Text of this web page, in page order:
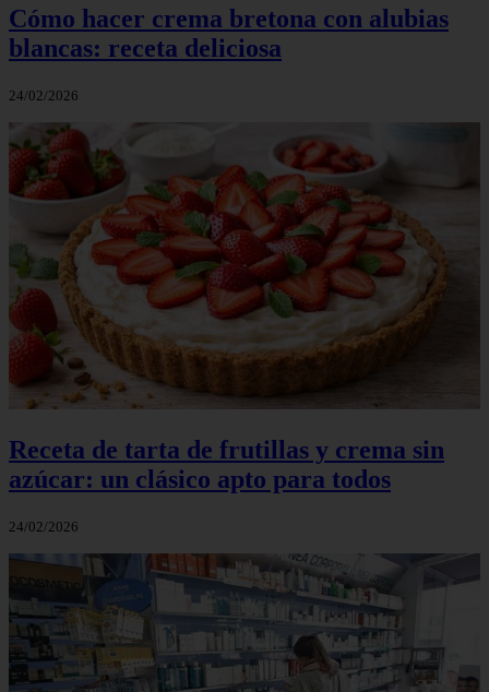
Cómo hacer crema bretona con alubias
blancas: receta deliciosa
24/02/2026
Receta de tarta de frutillas y crema sin
azúcar: un clásico apto para todos
24/02/2026